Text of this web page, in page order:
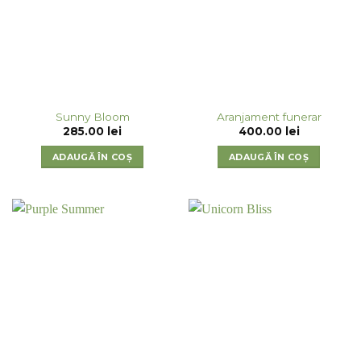
Sunny Bloom
285.00
lei
ADAUGĂ ÎN COȘ
Aranjament funerar
400.00
lei
ADAUGĂ ÎN COȘ